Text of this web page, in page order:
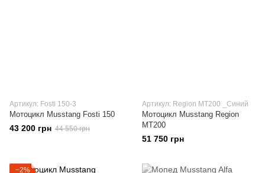
Артикул: Fosti 150-3
Мотоцикл Musstang Fosti 150
43 200 грн 44 550 грн
Артикул: Region МТ200 _Синий
Мотоцикл Musstang Region
МТ200
51 750 грн
−2%